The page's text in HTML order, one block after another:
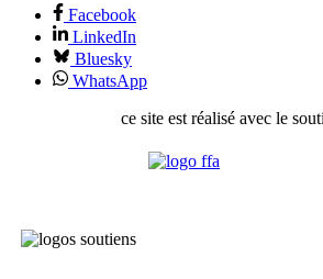
Facebook
LinkedIn
Bluesky
WhatsApp
ce site est réalisé avec le